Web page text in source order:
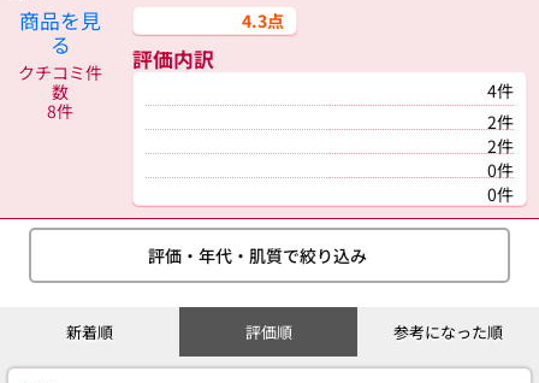
商品を見
る
クチコミ件
数
8件
4.3点
評価内訳
4件
2件
2件
0件
0件
評価・年代・肌質で絞り込み
新着順 評価順 参考になった順